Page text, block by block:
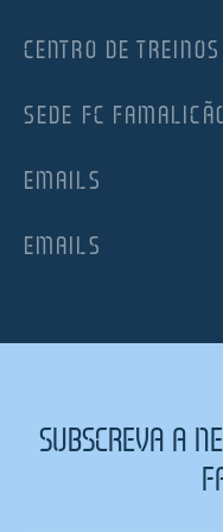
CENTRO DE TREINOS
SEDE FC
EMAILS
EMAILS
SUBSCREVA A